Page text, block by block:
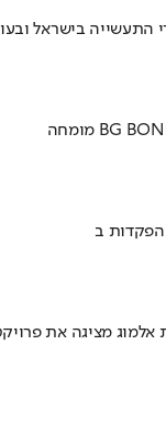
התעשייה בישראל